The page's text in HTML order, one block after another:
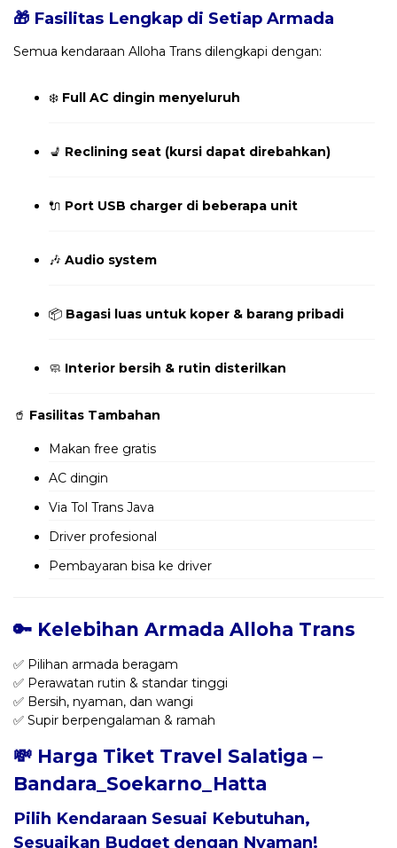
🎁 Fasilitas Lengkap di Setiap Armada
Semua kendaraan Alloha Trans dilengkapi dengan:
❄️ Full AC dingin menyeluruh
💺 Reclining seat (kursi dapat direbahkan)
🔌 Port USB charger di beberapa unit
🎶 Audio system
📦 Bagasi luas untuk koper & barang pribadi
🧼 Interior bersih & rutin disterilkan
🥤 Fasilitas Tambahan
Makan free gratis
AC dingin
Via Tol Trans Java
Driver profesional
Pembayaran bisa ke driver
🔑 Kelebihan Armada Alloha Trans
✅ Pilihan armada beragam
✅ Perawatan rutin & standar tinggi
✅ Bersih, nyaman, dan wangi
✅ Supir berpengalaman & ramah
💸 Harga Tiket Travel Salatiga –
Bandara_Soekarno_Hatta
Pilih Kendaraan Sesuai Kebutuhan,
Sesuaikan Budget dengan Nyaman!